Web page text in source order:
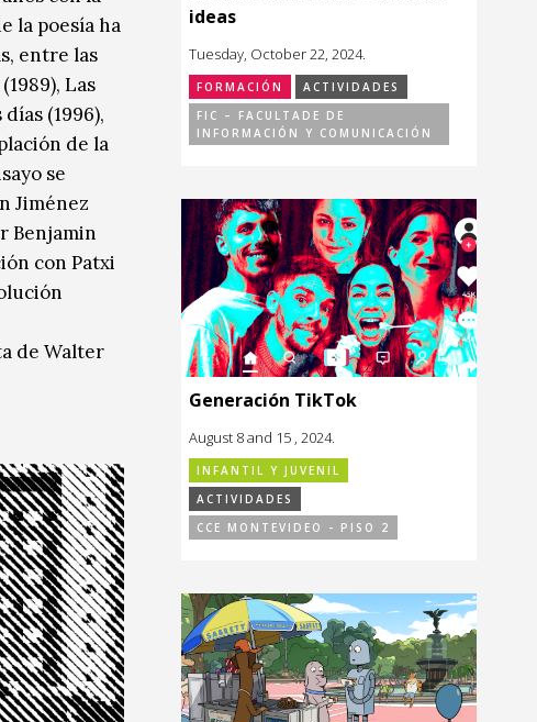
la poesía ha
entre las
Las
(1996),
de la
se
Jiménez
Benjamin
con Patxi
de Walter
ideas
Tuesday, October 22, 2024.
FORMACIÓN
ACTIVIDADES
FIC – FACULTADE DE
INFORMACIÓN Y COMUNICACIÓN
Generación TikTok
August 8 and 15 , 2024.
INFANTIL Y JUVENIL
ACTIVIDADES
CCE MONTEVIDEO - PISO 2